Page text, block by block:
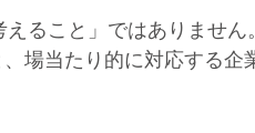
ること」ではありません
場当たり的に対応する企